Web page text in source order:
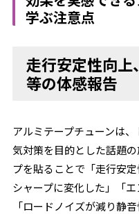
学ぶ注意点
走行安定性向
等の体感報告
アルミテープチューンは
気対策を目的とした話題
プを貼ることで「走行安
シャープに変化した」「
「ロードノイズが減り静